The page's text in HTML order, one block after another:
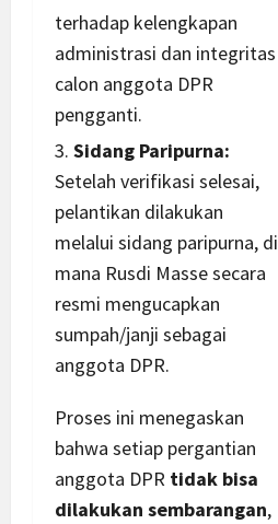
terhadap kelengkapan
administrasi dan integritas
calon anggota DPR
pengganti.
Sidang Paripurna:
Setelah verifikasi selesai,
pelantikan dilakukan
melalui sidang paripurna, di
mana Rusdi Masse secara
resmi mengucapkan
sumpah/janji sebagai
anggota DPR.
Proses ini menegaskan
bahwa setiap pergantian
anggota DPR tidak bisa
dilakukan sembarangan,